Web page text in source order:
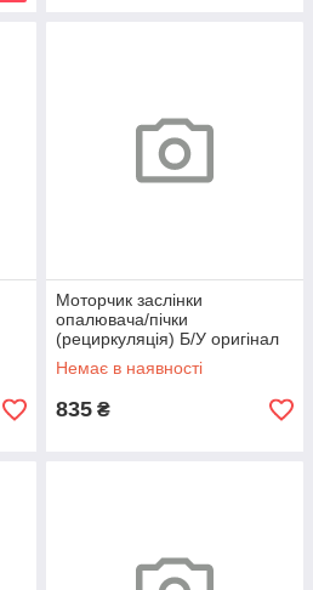
Моторчик заслінки
опалювача/пічки
(рециркуляція) Б/У оригінал
Ford/Lincoln Focus 19-,
Mondeo 14-, Fusion USA
Немає в наявності
835 ₴